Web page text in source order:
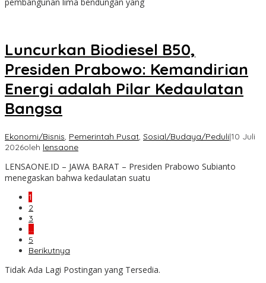
Luncurkan Biodiesel B50,
Presiden Prabowo: Kemandirian
Energi adalah Pilar Kedaulatan
Bangsa
Ekonomi/Bisnis, Pemerintah Pusat, Sosial/Budaya/Peduli|10 Juli
2026oleh lensaone
LENSAONE.ID – JAWA BARAT – Presiden Prabowo Subianto
menegaskan bahwa kedaulatan suatu
1
2
3
…
5
Berikutnya
Tidak Ada Lagi Postingan yang Tersedia.